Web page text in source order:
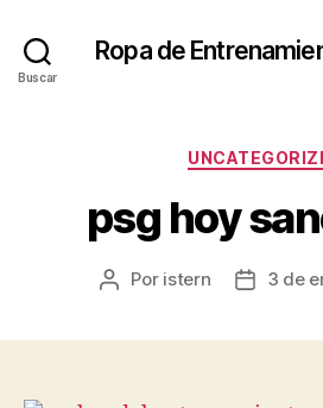
Buscar
Ropa de
psg hoy
Autor
Por istern
Fecha
3 de